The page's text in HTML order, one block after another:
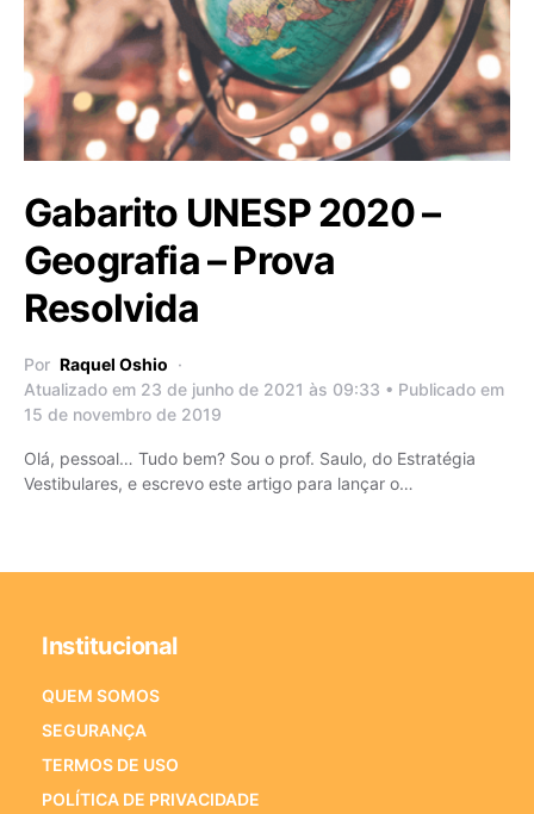
Gabarito UNESP 2020 –
Geografia – Prova
Resolvida
Por Raquel Oshio
Atualizado em 23 de junho de 2021 às 09:33 • Publicado em
15 de novembro de 2019
Olá, pessoal… Tudo bem? Sou o prof. Saulo, do Estratégia
Vestibulares, e escrevo este artigo para lançar o…
Institucional
QUEM SOMOS
SEGURANÇA
TERMOS DE USO
POLÍTICA DE PRIVACIDADE